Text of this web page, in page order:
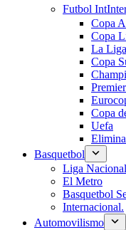
Futbol Int
Copa
Copa
La
Copa
Copa
Uefa
Basquetbol
Liga Nacional
El Metro
Basquetbol
Internacional.
Automovilismo